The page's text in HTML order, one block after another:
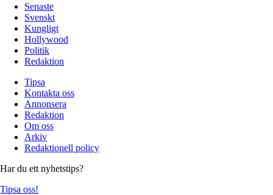
Senaste
Svenskt
Kungligt
Hollywood
Politik
Redaktion
Tipsa
Kontakta oss
Annonsera
Redaktion
Om oss
Arkiv
Redaktionell policy
Har du ett nyhetstips?
Tipsa oss!